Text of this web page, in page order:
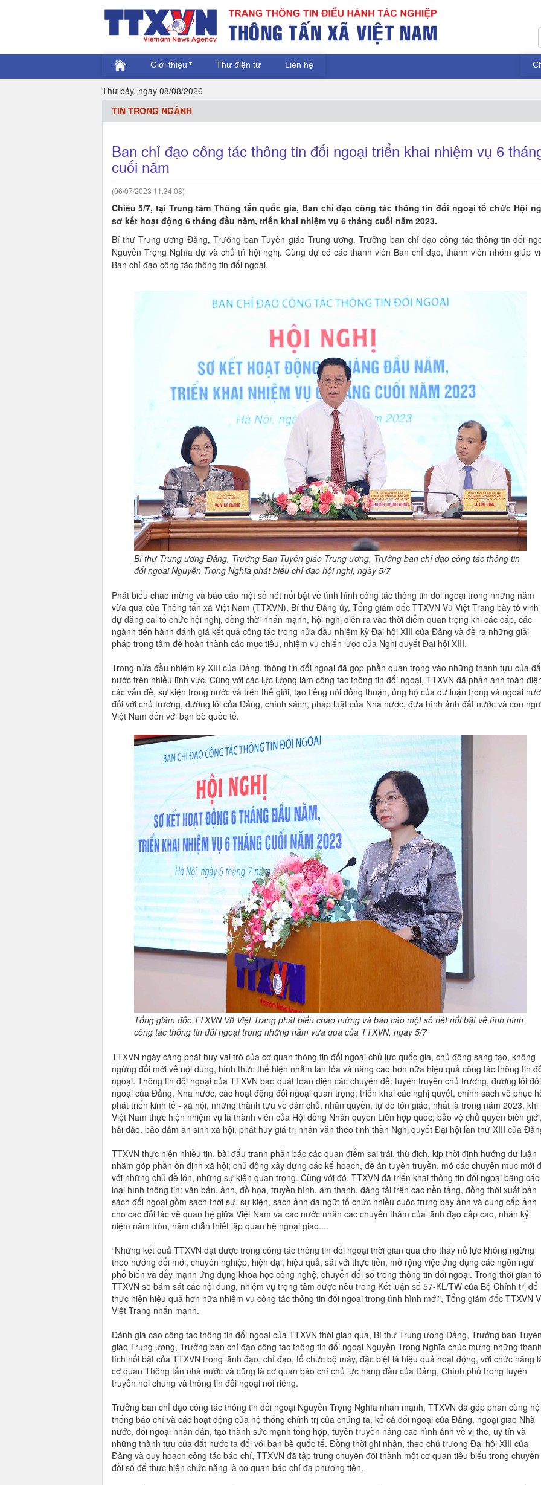
Giới thiệu Thư điện tử Liên hệ
Thứ bảy, ngày 08/08/2026
TIN TRONG NGÀNH
Ban chỉ đạo công tác thông tin đối ngoại triển khai nhiệm vụ 6
cuối năm
(06/07/2023 11:34:08)
Chiều 5/7, tại Trung tâm Thông tấn quốc gia, Ban chỉ đạo công tác thông tin đối ngoại tổ chức Hội
sơ kết hoạt động 6 tháng đầu năm, triển khai nhiệm vụ 6 tháng cuối năm 2023.
Bí thư Trung ương Đảng, Trưởng ban Tuyên giáo Trung ương, Trưởng ban chỉ đạo công tác thông tin đối
Nguyễn Trọng Nghĩa dự và chủ trì hội nghị. Cùng dự có các thành viên Ban chỉ đạo, thành viên nhóm giúp
Ban chỉ đạo công tác thông tin đối ngoại.
Bí thư Trung ương Đảng, Trưởng Ban Tuyên giáo Trung ương, Trưởng ban chỉ đạo công tác thông tin
đối ngoại Nguyễn Trọng Nghĩa phát biểu chỉ đạo hội nghị, ngày 5/7
Phát biểu chào mừng và báo cáo một số nét nổi bật về tình hình công tác thông tin đối ngoại trong những năm
vừa qua của Thông tấn xã Việt Nam (TTXVN), Bí thư Đảng ủy, Tổng giám đốc TTXVN Vũ Việt Trang bày tỏ vinh
dự đăng cai tổ chức hội nghị, đồng thời nhấn mạnh, hội nghị diễn ra vào thời điểm quan trọng khi các cấp, các
ngành tiến hành đánh giá kết quả công tác trong nửa đầu nhiệm kỳ Đại hội XIII của Đảng và đề ra những giải
pháp trọng tâm để hoàn thành các mục tiêu, nhiệm vụ chiến lược của Nghị quyết Đại hội XIII.
Trong nửa đầu nhiệm kỳ XIII của Đảng, thông tin đối ngoại đã góp phần quan trọng vào những thành tựu của
nước trên nhiều lĩnh vực. Cùng với các lực lượng làm công tác thông tin đối ngoại, TTXVN đã phản ánh toàn
các vấn đề, sự kiện trong nước và trên thế giới, tạo tiếng nói đồng thuận, ủng hộ của dư luận trong và ngoài
đối với chủ trương, đường lối của Đảng, chính sách, pháp luật của Nhà nước, đưa hình ảnh đất nước và con
Việt Nam đến với bạn bè quốc tế.
Tổng giám đốc TTXVN Vũ Việt Trang phát biểu chào mừng và báo cáo một số nét nổi bật về tình hình
công tác thông tin đối ngoại trong những năm vừa qua của TTXVN, ngày 5/7
TTXVN ngày càng phát huy vai trò của cơ quan thông tin đối ngoại chủ lực quốc gia, chủ động sáng tạo, không
ngừng đổi mới về nội dung, hình thức thể hiện nhằm lan tỏa và nâng cao hơn nữa hiệu quả công tác thông tin
ngoại. Thông tin đối ngoại của TTXVN bao quát toàn diện các chuyên đề: tuyên truyền chủ trương, đường lối đối
ngoại của Đảng, Nhà nước, các hoạt động đối ngoại quan trọng; triển khai các nghị quyết, chính sách về phục
phát triển kinh tế - xã hội, những thành tựu về dân chủ, nhân quyền, tự do tôn giáo, nhất là trong năm 2023, khi
Việt Nam thực hiện nhiệm vụ là thành viên của Hội đồng Nhân quyền Liên hợp quốc; bảo vệ chủ quyền biên
hải đảo, bảo đảm an sinh xã hội, phát huy giá trị nhân văn theo tinh thần Nghị quyết Đại hội lần thứ XIII của
TTXVN thực hiện nhiều tin, bài đấu tranh phản bác các quan điểm sai trái, thù địch, kịp thời định hướng dư luận
nhằm góp phần ổn định xã hội; chủ động xây dựng các kế hoạch, đề án tuyên truyền, mở các chuyên mục mới
với những chủ đề lớn, những sự kiện quan trọng. Cùng với đó, TTXVN đã triển khai thông tin đối ngoại bằng các
loại hình thông tin: văn bản, ảnh, đồ họa, truyền hình, âm thanh, đăng tải trên các nền tảng, đồng thời xuất bản
sách đối ngoại gồm sách thời sự, sự kiện, sách ảnh đa ngữ; tổ chức nhiều cuộc trưng bày ảnh và cung cấp ảnh
cho các đối tác về quan hệ giữa Việt Nam và các nước nhân các chuyến thăm của lãnh đạo cấp cao, nhân kỷ
niệm năm tròn, năm chẵn thiết lập quan hệ ngoại giao....
“Những kết quả TTXVN đạt được trong công tác thông tin đối ngoại thời gian qua cho thấy nỗ lực không ngừng
theo hướng đổi mới, chuyên nghiệp, hiện đại, hiệu quả, sát với thực tiễn, mở rộng việc ứng dụng các ngôn ngữ
phổ biến và đẩy mạnh ứng dụng khoa học công nghệ, chuyển đổi số trong thông tin đối ngoại. Trong thời gian
TTXVN sẽ bám sát các nội dung, nhiệm vụ trọng tâm được nêu trong Kết luận số 57-KL/TW của Bộ Chính trị để
thực hiện hiệu quả hơn nữa nhiệm vụ công tác thông tin đối ngoại trong tình hình mới”, Tổng giám đốc TTXVN
Việt Trang nhấn mạnh.
Đánh giá cao công tác thông tin đối ngoại của TTXVN thời gian qua, Bí thư Trung ương Đảng, Trưởng ban
giáo Trung ương, Trưởng ban chỉ đạo công tác thông tin đối ngoại Nguyễn Trọng Nghĩa chúc mừng những
tích nổi bật của TTXVN trong lãnh đạo, chỉ đạo, tổ chức bộ máy, đặc biệt là hiệu quả hoạt động, với chức năng
cơ quan Thông tấn nhà nước và cũng là cơ quan báo chí chủ lực hàng đầu của Đảng, Chính phủ trong tuyên
truyền nói chung và thông tin đối ngoại nói riêng.
Trưởng ban chỉ đạo công tác thông tin đối ngoại Nguyễn Trọng Nghĩa nhấn mạnh, TTXVN đã góp phần cùng hệ
thống báo chí và các hoạt động của hệ thống chính trị của chúng ta, kể cả đối ngoại của Đảng, ngoại giao Nhà
nước, đối ngoại nhân dân, tạo thành sức mạnh tổng hợp, tuyên truyền nâng cao hình ảnh về vị thế, uy tín và
những thành tựu của đất nước ta đối với bạn bè quốc tế. Đồng thời ghi nhận, theo chủ trương Đại hội XIII của
Đảng và quy hoạch công tác báo chí, TTXVN đã tập trung chuyển đổi thành một cơ quan tiêu biểu trong chuyển
đổi số để thực hiện chức năng là cơ quan báo chí đa phương tiện.